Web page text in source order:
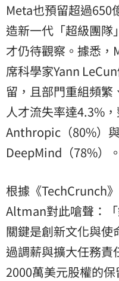
Meta也預留超過650
造新一代「超級團隊
才仍待觀察。據悉，
席科學家Yann
留，且部門重組頻
人才流失率達4.3%
Anthropic（80%）
DeepMind（78%）。
根據《TechCrunch
Altman對此嗆聲：
關鍵是創新文化與使
過調薪與擴大任務
2000萬美元股權的